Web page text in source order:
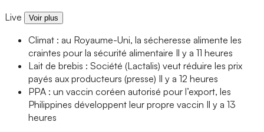
Live Voir plus
Climat : au Royaume-Uni, la sécheresse alimente les
craintes pour la sécurité alimentaire Il y a 11 heures
Lait de brebis : Société (Lactalis) veut réduire les prix
payés aux producteurs (presse) Il y a 12 heures
PPA : un vaccin coréen autorisé pour l’export, les
Philippines développent leur propre vaccin Il y a 13
heures